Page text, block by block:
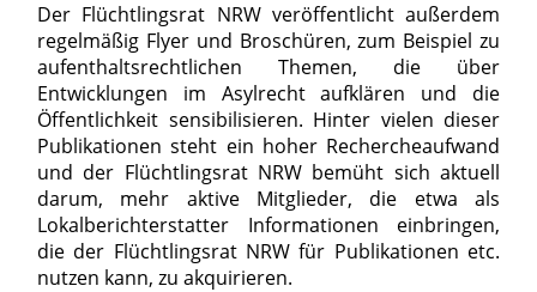
Der Flüchtlingsrat NRW veröffentlicht außerdem
regelmäßig Flyer und Broschüren, zum Beispiel zu
aufenthaltsrechtlichen Themen, die über
Entwicklungen im Asylrecht aufklären und die
Öffentlichkeit sensibilisieren. Hinter vielen dieser
Publikationen steht ein hoher Rechercheaufwand
und der Flüchtlingsrat NRW bemüht sich aktuell
darum, mehr aktive Mitglieder, die etwa als
Lokalberichterstatter Informationen einbringen,
die der Flüchtlingsrat NRW für Publikationen etc.
nutzen kann, zu akquirieren.